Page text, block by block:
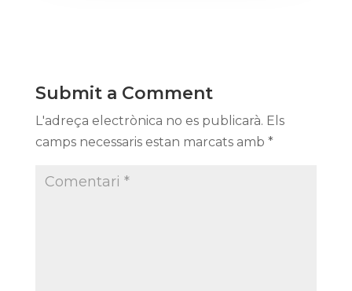
Submit a Comment
L'adreça electrònica no es publicarà. Els
camps necessaris estan marcats amb *